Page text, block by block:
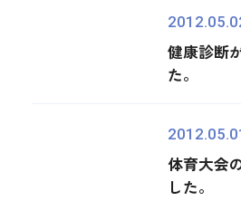
健康診断
た。
体育大会
した。